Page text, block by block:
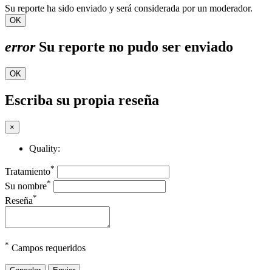
Su reporte ha sido enviado y será considerada por un moderador.
OK
errorSu reporte no pudo ser enviado
OK
Escriba su propia reseña
×
Quality:
Tratamiento*
Su nombre*
Reseña*
* Campos requeridos